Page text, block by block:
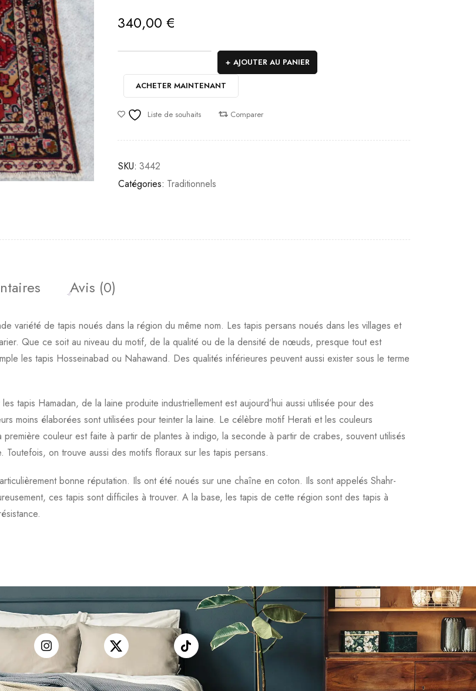
340,00€
AJOUTER AU PANIER
ACHETER MAINTENANT
Liste de souhaits Comparer
SKU: 3442
Catégories: Traditionnels
Avis (0)
variété de tapis noués dans la région du même nom. Les tapis persans noués dans les villages et
Que ce soit au niveau du motif, de la qualité ou de la densité de nœuds, presque tout est
les tapis Hosseinabad ou Nahawand. Des qualités inférieures peuvent aussi exister sous le terme
tapis Hamadan, de la laine produite industriellement est aujourd’hui aussi utilisée pour des
moins élaborées sont utilisées pour teinter la laine. Le célèbre motif Herati et les couleurs
couleur est faite à partir de plantes à indigo, la seconde à partir de crabes, souvent utilisés
Toutefois, on trouve aussi des motifs floraux sur les tapis persans.
bonne réputation. Ils ont été noués sur une chaîne en coton. Ils sont appelés Shahr-
ces tapis sont difficiles à trouver. A la base, les tapis de cette région sont des tapis à